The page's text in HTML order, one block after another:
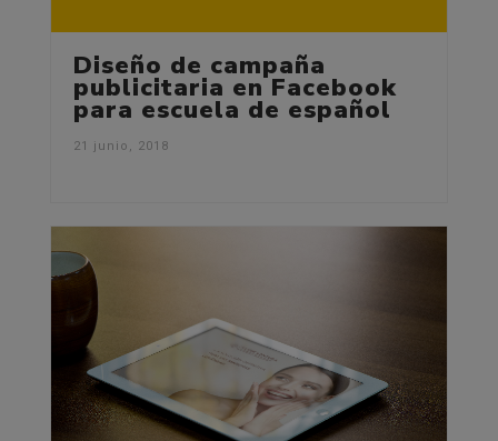
Diseño de campaña
publicitaria en Facebook
para escuela de español
21 junio, 2018